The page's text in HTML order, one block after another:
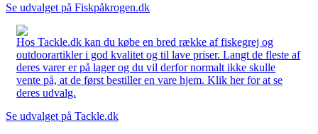
Se udvalget på Fiskpåkrogen.dk
Hos Tackle.dk kan du købe en bred række af fiskegrej og
outdoorartikler i god kvalitet og til lave priser. Langt de fleste af
deres varer er på lager og du vil derfor normalt ikke skulle
vente på, at de først bestiller en vare hjem. Klik her for at se
deres udvalg.
Se udvalget på Tackle.dk